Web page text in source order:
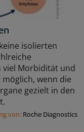
isolierten
viel Morbidität und
wenn die
gezielt in den
von: Roche Diagnostics